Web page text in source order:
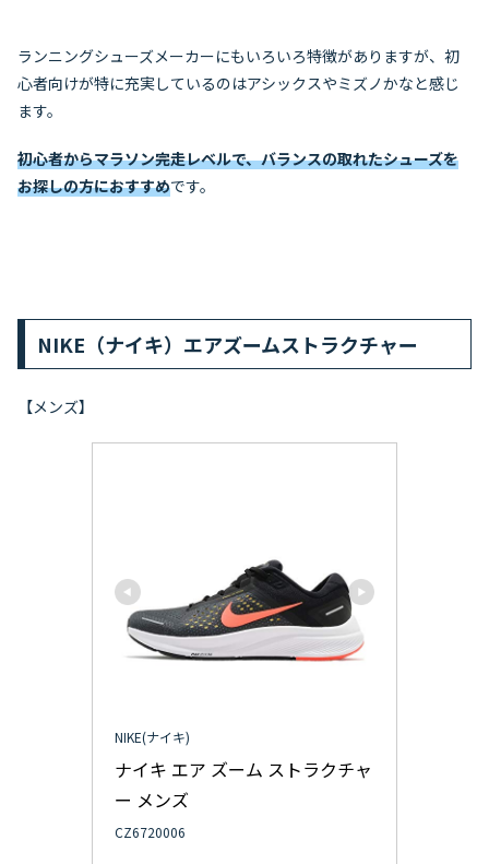
ランニングシューズメーカーにもいろいろ特徴がありますが、初
心者向けが特に充実しているのはアシックスやミズノかなと感じ
ます。
初心者からマラソン完走レベルで、バランスの取れたシューズを
お探しの方におすすめです。
NIKE（ナイキ）エアズームストラクチャー
【メンズ】
NIKE(ナイキ)
ナイキ エア ズーム ストラクチャ
ー メンズ
CZ6720006